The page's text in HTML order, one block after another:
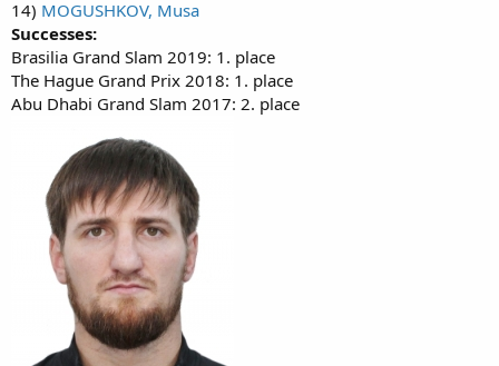
14) MOGUSHKOV, Musa
Successes:
Brasilia Grand Slam 2019: 1. place
The Hague Grand Prix 2018: 1. place
Abu Dhabi Grand Slam 2017: 2. place